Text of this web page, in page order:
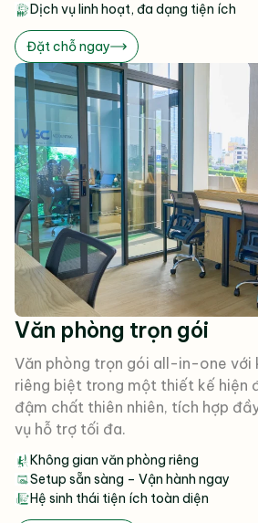
Dịch vụ linh hoạt, đa dạng tiện ích
Đặt chỗ ngay
Văn phòng trọn gói
Văn phòng trọn gói all-in-one với
riêng biệt trong một thiết kế hiện
đậm chất thiên nhiên, tích hợp
vụ hỗ trợ tối đa.
Không gian văn phòng riêng
Setup sẵn sàng – Vận hành ngay
Hệ sinh thái tiện ích toàn diện